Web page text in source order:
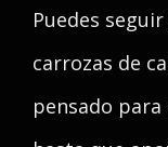
Puedes
carrozas de
pensado para